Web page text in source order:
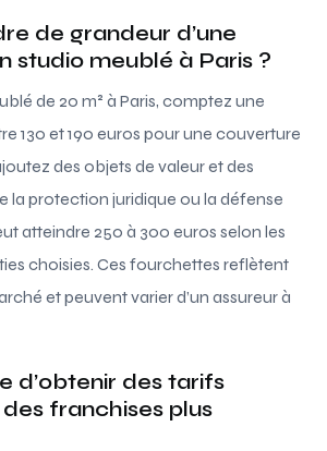
de grandeur d’une
studio meublé à Paris ?
de 20 m² à Paris, comptez une
130 et 190 euros pour une couverture
des objets de valeur et des
la protection juridique ou la défense
atteindre 250 à 300 euros selon les
choisies. Ces fourchettes reflètent
et peuvent varier d’un assureur à
d’obtenir des tarifs
franchises plus